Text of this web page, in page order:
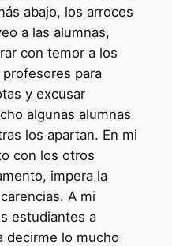
abajo, los arroces
a las alumnas,
con temor a los
para
y excusar
algunas alumnas
los apartan. En mi
con los otros
impera la
A mi
estudiantes a
decirme lo mucho